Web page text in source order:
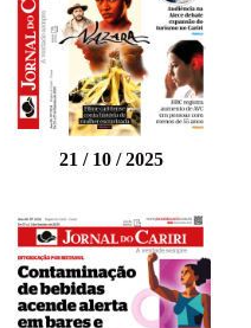
21 / 10 / 2025